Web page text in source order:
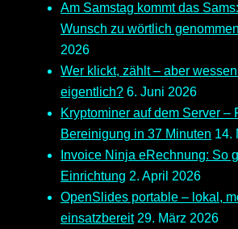
Am Samstag kommt das
Wunsch zu wörtlich
2026
Wer klickt, zählt – aber
eigentlich? 6. Juni 2026
Kryptominer auf dem Server –
Bereinigung in 37 Minuten 14.
Invoice Ninja eRechnung: So
Einrichtung 2. April 2026
OpenSlides portable – lokal,
einsatzbereit 29. März 2026